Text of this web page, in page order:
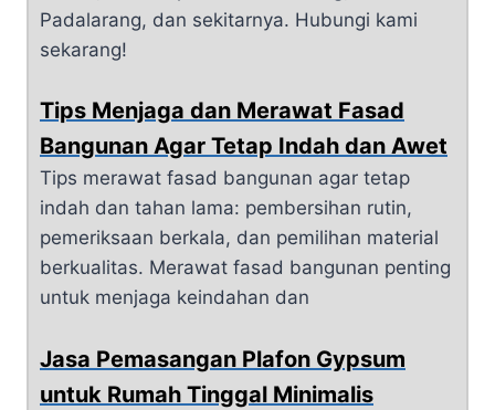
Padalarang, dan sekitarnya. Hubungi kami
sekarang!
Tips Menjaga dan Merawat Fasad
Bangunan Agar Tetap Indah dan Awet
Tips merawat fasad bangunan agar tetap
indah dan tahan lama: pembersihan rutin,
pemeriksaan berkala, dan pemilihan material
berkualitas. Merawat fasad bangunan penting
untuk menjaga keindahan dan
Jasa Pemasangan Plafon Gypsum
untuk Rumah Tinggal Minimalis